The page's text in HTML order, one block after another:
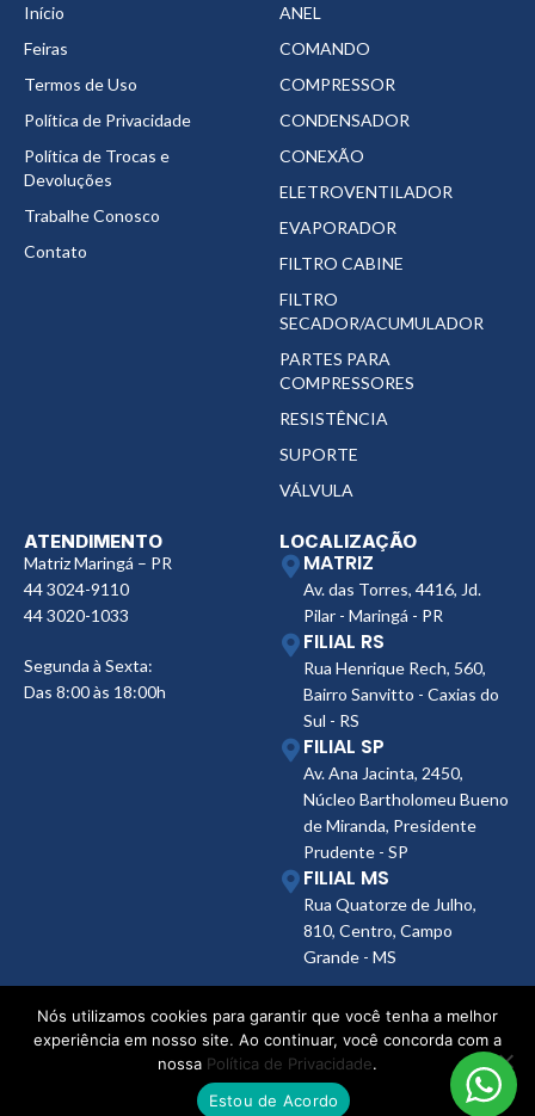
Início
Feiras
Termos de Uso
Política de Privacidade
Política de Trocas e
Devoluções
Trabalhe Conosco
Contato
ANEL
COMANDO
COMPRESSOR
CONDENSADOR
CONEXÃO
ELETROVENTILADOR
EVAPORADOR
FILTRO CABINE
FILTRO
SECADOR/ACUMULADOR
PARTES PARA
COMPRESSORES
RESISTÊNCIA
SUPORTE
VÁLVULA
ATENDIMENTO
Matriz Maringá – PR
44 3024-9110
44 3020-1033
Segunda à Sexta:
Das 8:00 às 18:00h
LOCALIZAÇÃO
MATRIZ
Av. das Torres, 4416, Jd.
Pilar - Maringá - PR
FILIAL RS
Rua Henrique Rech, 560,
Bairro Sanvitto - Caxias do
Sul - RS
FILIAL SP
Av. Ana Jacinta, 2450,
Núcleo Bartholomeu Bueno
de Miranda, Presidente
Prudente - SP
FILIAL MS
Rua Quatorze de Julho,
810, Centro, Campo
Grande - MS
© Skafer 2025 – Todos os
12.403.943/0001-44
Nós utilizamos cookies para garantir que você tenha a melhor
experiência em nosso site. Ao continuar, você concorda com a
nossa Política de Privacidade.
Estou de Acordo